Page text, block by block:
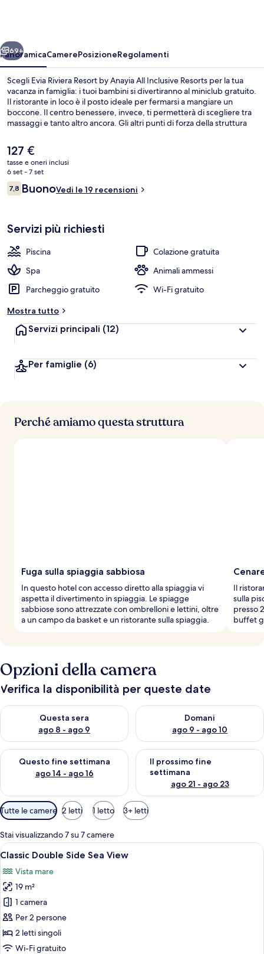
All
Inclusive
Resorts
Avanti
69+
PanoramicaCamerePosizioneRegolamenti
Scegli Evia Riviera Resort by Anayia All Inclusive Resorts per la tua
vacanza in famiglia: i tuoi bambini si divertiranno al miniclub gratuito.
Il ristorante in loco è il posto ideale per fermarsi a mangiare un
boccone. Il centro benessere, invece, ti permetterà di scegliere tra
massaggi e tanto altro ancora. Gli altri punti di forza della struttura
all'aperto.
Il
prezzo
attuale
è
127 €
127 €
tasse e oneri inclusi
6 set - 7 set
Recensioni
7,87,8 su 10
BuonoVedi le 19 recensioni
Servizi più richiesti
Piscina
Colazione gratuita
Spa
Animali ammessi
Parcheggio gratuito
Wi-Fi gratuito
Mostra tutto
Servizi principali (12)
Per famiglie (6)
Perché amiamo questa struttura
Fuga sulla spiaggia sabbiosa
In questo hotel con accesso diretto alla spiaggia vi
aspetta il divertimento in spiaggia. Le spiagge
sabbiose sono attrezzate con ombrelloni e lettini, oltre
a un campo da basket e un ristorante sulla spiaggia.
Il
sulla
presso
buffet
Opzioni della camera
Verifica la disponibilità per queste date
Questa sera
ago 8 - ago 9
Verifica la disponibilità per questa sera, ago 8 - ago 9
Domani
ago 9 - ago 10
Verifica la disponibilità per
Questo fine settimana
ago 14 - ago 16
Verifica la disponibilità per questo fine settimana, ago 14 -
Il prossimo fine
settimana
ago 21 - ago 23
Verifica la disponibilità per il
Filtri
disponibili
per
le
camere
Tutte le camere 2 letti 1 letto 3+ letti
Stai visualizzando 7 su 7 camere
Apri
tutte
le
foto
per
Classic
Double
Side
Camera d'albergo con due letti, un
9
Classic Double Side Sea View
Vista mare
19 m²
1 camera
Per 2 persone
2 letti singoli
Wi-Fi gratuito